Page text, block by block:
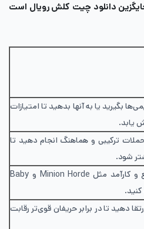
جایگزین دانلود چیت کلش رویال است
بگیرید یا به آنها بدهید تا امتیازات
یابد.
ترکیبی و هماهنگ انجام دهید تا
شود.
از کارت‌های سریع و کارآمد مثل Minion Horde و Baby
دهید تا در برابر حریفان قوی‌تر رقابت